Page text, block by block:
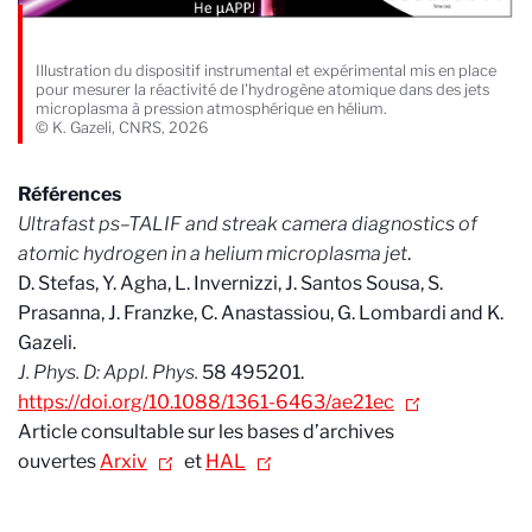
Illustration du dispositif instrumental et expérimental mis en place
pour mesurer la réactivité de l'hydrogène atomique dans des jets
microplasma à pression atmosphérique en hélium.
© K. Gazeli, CNRS, 2026
Références
Ultrafast ps–TALIF and streak camera diagnostics of
atomic hydrogen in a helium microplasma jet.
D. Stefas, Y. Agha, L. Invernizzi, J. Santos Sousa, S.
Prasanna, J. Franzke, C. Anastassiou, G. Lombardi and K.
Gazeli.
J. Phys. D: Appl. Phys. 58 495201.
https://doi.org/10.1088/1361-6463/ae21ec
Article consultable sur les bases d’archives
ouvertes Arxiv et HAL